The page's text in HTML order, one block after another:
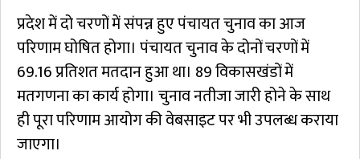
प्रदेश में दो चरणों में संपन्न हुए पंचायत चुनाव का आज
परिणाम घोषित होगा। पंचायत चुनाव के दोनों चरणों में
69.16 प्रतिशत मतदान हुआ था। 89 विकासखंडों में
मतगणना का कार्य होगा। चुनाव नतीजा जारी होने के साथ
ही पूरा परिणाम आयोग की वेबसाइट पर भी उपलब्ध कराया
जाएगा।